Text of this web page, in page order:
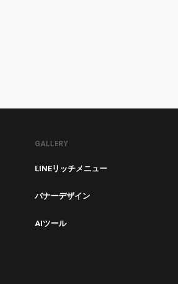
GALLERY
LINEリッチメニュー
バナーデザイン
AIツール